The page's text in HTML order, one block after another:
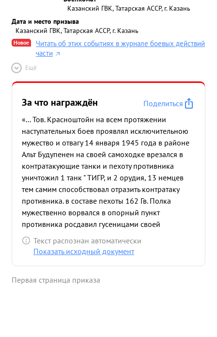
Казанский ГВК, Татарская АССР, г. Казань
Дата и место призыва
Казанский ГВК, Татарская АССР, г. Казань
Новое
Читать об этих событиях в журнале боевых действий
части
Ещё
За что награждён
Поделиться
«... Тов. Красноштойн на всем протяжении
наступательных боев проявлял исключительною
мужество и отвагу 14 января 1945 года в районе
Альт Будупенен на своей самоходке врезался в
контратакующие танки и пехоту противника
уничтожил 1 танк " ТИГР, и 2 орудия, 13 немцев
тем самим способствовал отразить контратаку
противника. в составе пехоты 162 Гв. Полка
мужественно ворвался в опорный пункт
противника росдавил гусеницами своей
самоходки 3 станковых пулемета 9 немцев и
огнем своего орудия уничтожил 2
бою Тов. Красноштейн погиб смертю храбрих. ...»
Текст распознан автоматически
Показать исходный документ
Первая страница приказа